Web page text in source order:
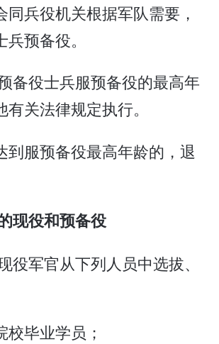
同兵役机关根据军队需要，
预备役。
备役士兵服预备役的最高年
关法律规定执行。
到服预备役最高年龄的，退
现役和预备役
役军官从下列人员中选拔、
校毕业学员；